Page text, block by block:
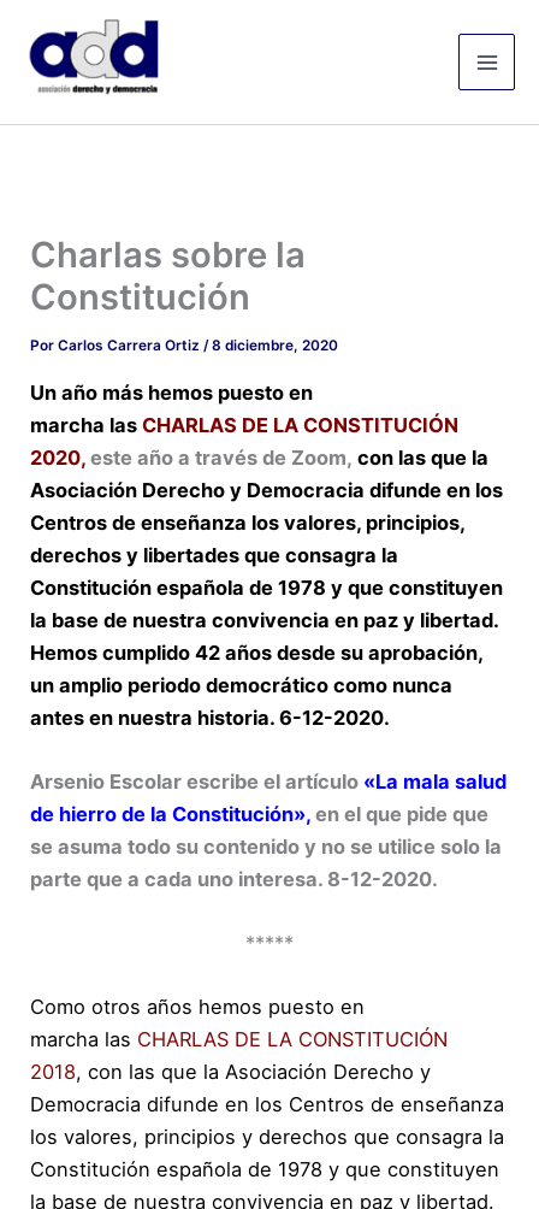
contenido
Charlas sobre la
Constitución
PorCarlos Carrera Ortiz/8 diciembre, 2020
Un año más hemos puesto en
marcha lasCHARLAS DE LA CONSTITUCIÓN
2020,este año a través de Zoom, con las que la
Asociación Derecho y Democracia difunde en los
Centros de enseñanza los valores, principios,
derechos y libertades que consagra la
Constitución española de 1978 y que constituyen
la base de nuestra convivencia en paz y libertad.
Hemos cumplido 42 años desde su aprobación,
un amplio periodo democrático como nunca
antes en nuestra historia. 6-12-2020.
Arsenio Escolar escribe el artículo «La mala salud
de hierro de la Constitución», en el que pide que
se asuma todo su contenido y no se utilice solo la
parte que a cada uno interesa. 8-12-2020.
*****
Como otros años hemos puesto en
marcha las CHARLAS DE LA CONSTITUCIÓN
2018, con las que la Asociación Derecho y
Democracia difunde en los Centros de enseñanza
los valores, principios y derechos que consagra la
Constitución española de 1978 y que constituyen
la base de nuestra convivencia en paz y libertad.